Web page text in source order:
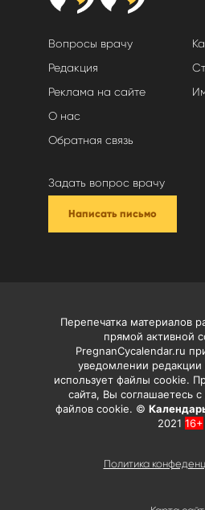
Вопросы врачу
Редакция
Реклама на сайте
О нас
Обратная связь
Задать вопрос врачу
Написать письмо
Перепечатка материалов
прямой активной
PregnanCycalendar.ru
уведомлении редакции
использует файлы cookie.
сайта, Вы соглашаетесь
файлов cookie. ©
2021 16+
Политика